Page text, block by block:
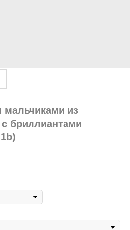
мальчиками из
с бриллиантами